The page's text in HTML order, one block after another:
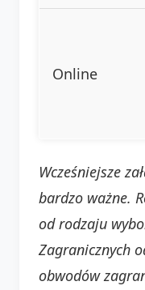
Online
Wcześniejsze
bardzo ważne.
od rodzaju
Zagranicznych
obwodów